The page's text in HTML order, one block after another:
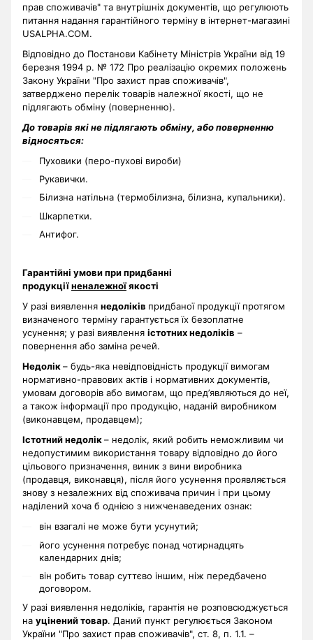
прав споживачів" та внутрішніх документів, що регулюють
питання надання гарантійного терміну в інтернет-магазині
USALPHA.COM.
Відповідно до Постанови Кабінету Міністрів України від 19
березня 1994 р. № 172 Про реалізацію окремих положень
Закону України "Про захист прав споживачів",
затверджено перелік товарів належної якості, що не
підлягають обміну (поверненню).
До товарів які не підлягають обміну, або поверненню
відносяться:
Пуховики (перо-пухові вироби)
Рукавички.
Білизна натільна (термобілизна, білизна, купальники).
Шкарпетки.
Антифог.
Гарантійні умови при придбанні
продукціїненалежноїякості
У разі виявлення недоліків придбаної продукції протягом
визначеного терміну гарантується їх безоплатне
усунення; у разі виявлення істотних недоліків –
повернення або заміна речей.
Недолік– будь-яка невідповідність продукції вимогам
нормативно-правових актів і нормативних документів,
умовам договорів або вимогам, що пред’являються до неї,
а також інформації про продукцію, наданій виробником
(виконавцем, продавцем);
Істотний недолік– недолік, який робить неможливим чи
недопустимим використання товару відповідно до його
цільового призначення, виник з вини виробника
(продавця, виконавця), після його усунення проявляється
знову з незалежних від споживача причин і при цьому
наділений хоча б однією з нижченаведених ознак:
він взагалі не може бути усунутий;
його усунення потребує понад чотирнадцять
календарних днів;
він робить товар суттєво іншим, ніж передбачено
договором.
У разі виявлення недоліків, гарантія не розповсюджується
на уцінений товар. Даний пункт регулюється Законом
України "Про захист прав споживачів", ст. 8, п. 1.1. –